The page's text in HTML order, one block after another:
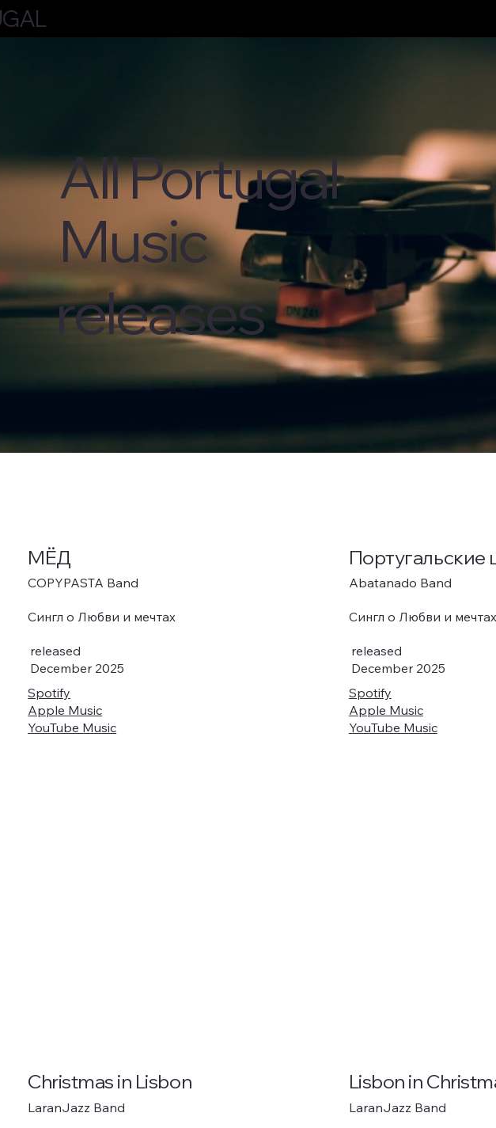
All Portugal
Music
releases
МËД
COPYPASTA Band
released
December 2025
Spotify
Apple Music
YouTube Music
Сингл о Любви и мечтах
Португальские
Abatanado Band
released
December 2025
Spotify
Apple Music
YouTube Music
Сингл о Любви и мечтах
Christmas in Lisbon
LaranJazz Band
Lisbon in
LaranJazz Band